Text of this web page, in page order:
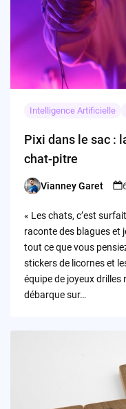
Intelligence Artificielle
Pixi dans le sac :
chat-pitre
Posted
Vianney Garet
« Les chats, c’est
raconte des blagues et
tout ce que vous
stickers de licornes et
équipe de joyeux
débarque sur…